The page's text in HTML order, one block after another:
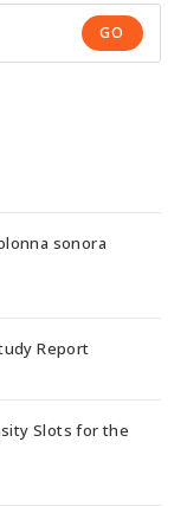
GO
sonora
Report
Slots for the